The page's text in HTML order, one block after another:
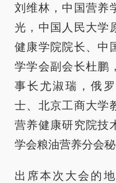
刘维林，中国营养
光，中国人民大学
健康学院院长、中
学学会副会长杜鹏
事长尤淑瑞，俄
士、北京工商大学
营养健康研究院技
学会粮油营养分会秘
出席本次大会的